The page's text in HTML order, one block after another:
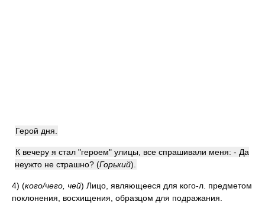
Герой дня.
К вечеру я стал "героем" улицы, все спрашивали меня: - Да
неужто не страшно? (Горький)
4) (кого/чего, чей) Лицо, являющееся для кого-л. предметом
поклонения, восхищения, образцом для подражания.